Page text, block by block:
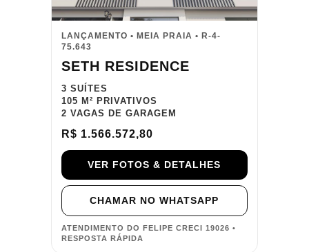
LANÇAMENTO • MEIA PRAIA • R-4-
75.643
SETH RESIDENCE
3 SUÍTES
105 M² PRIVATIVOS
2 VAGAS DE GARAGEM
R$ 1.566.572,80
VER FOTOS & DETALHES
CHAMAR NO WHATSAPP
ATENDIMENTO DO FELIPE CRECI 19026 •
RESPOSTA RÁPIDA